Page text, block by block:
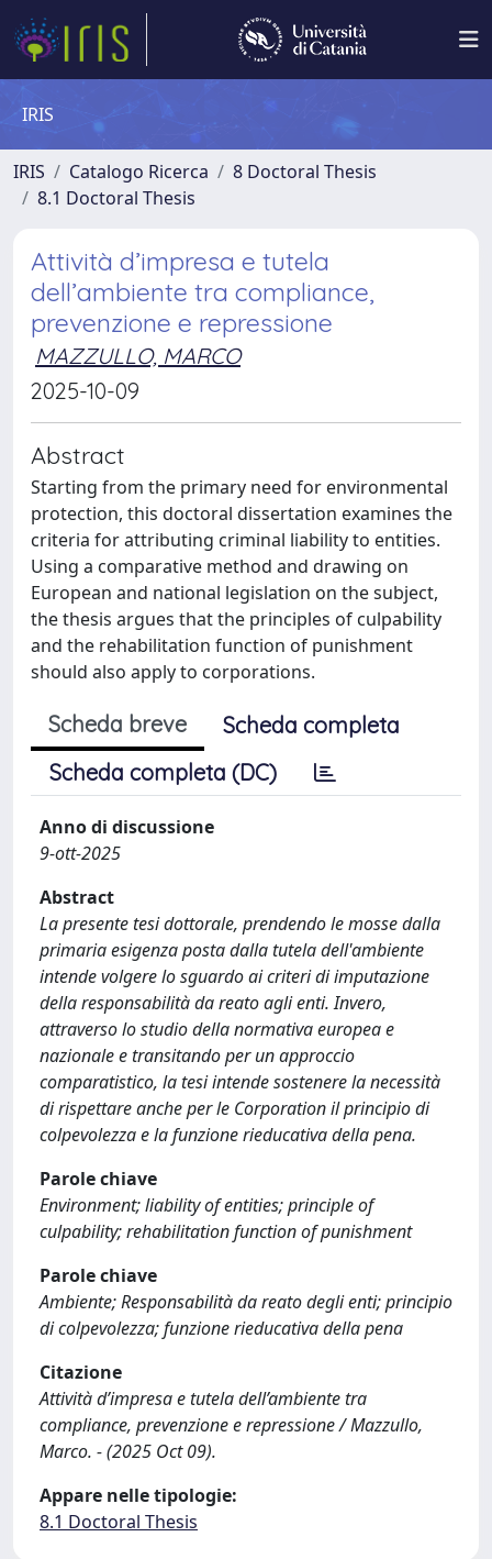
IRIS
IRIS Catalogo Ricerca
8 Doctoral Thesis
8.1 Doctoral Thesis
Attività d’impresa e tutela
dell’ambiente tra compliance,
prevenzione e repressione
MAZZULLO, MARCO
2025-10-09
Abstract
Starting from the primary need for environmental
protection, this doctoral dissertation examines the
criteria for attributing criminal liability to entities.
Using a comparative method and drawing on
European and national legislation on the subject,
the thesis argues that the principles of culpability
and the rehabilitation function of punishment
should also apply to corporations.
Scheda breve
Scheda completa
Scheda completa (DC)
Anno di discussione
9-ott-2025
Abstract
La presente tesi dottorale, prendendo le mosse dalla
primaria esigenza posta dalla tutela dell'ambiente
intende volgere lo sguardo ai criteri di imputazione
della responsabilità da reato agli enti. Invero,
attraverso lo studio della normativa europea e
nazionale e transitando per un approccio
comparatistico, la tesi intende sostenere la necessità
di rispettare anche per le Corporation il principio di
colpevolezza e la funzione rieducativa della pena.
Parole chiave
Environment; liability of entities; principle of
culpability; rehabilitation function of punishment
Parole chiave
Ambiente; Responsabilità da reato degli enti; principio
di colpevolezza; funzione rieducativa della pena
Citazione
Attività d’impresa e tutela dell’ambiente tra
compliance, prevenzione e repressione / Mazzullo,
Marco. - (2025 Oct 09).
Appare nelle tipologie:
8.1 Doctoral Thesis